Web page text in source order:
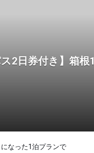
2日券付き】箱
なった1泊プランで